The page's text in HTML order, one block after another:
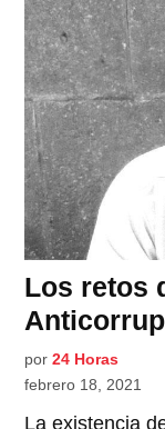
Los retos
por 24 Horas
febrero 18, 2021
La existencia